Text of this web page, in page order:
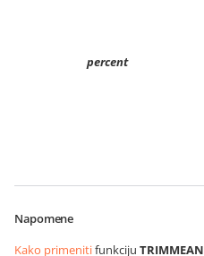
percent
Napomene
Kako primenitifunkciju TRIMMEAN